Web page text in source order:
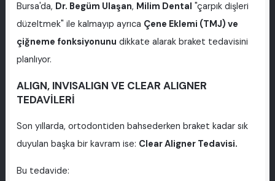
Bursa'da, Dr. Begüm Ulaşan, Milim Dental "çarpık dişleri
düzeltmek" ile kalmayıp ayrıca Çene Eklemi (TMJ) ve
çiğneme fonksiyonunu dikkate alarak braket tedavisini
planlıyor.
ALIGN, INVISALIGN VE CLEAR ALIGNER
TEDAVİLERİ
Son yıllarda, ortodontiden bahsederken braket kadar sık
duyulan başka bir kavram ise: Clear Aligner Tedavisi.
Bu tedavide: